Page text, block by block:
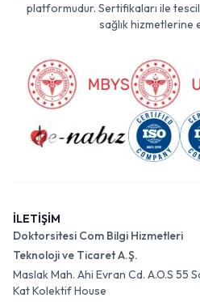
platformudur. Sertifikaları ile
sağlık hizmetlerine
İLETİŞİM
Doktorsitesi Com Bilgi Hizmetleri
Teknoloji ve Ticaret A.Ş.
Maslak Mah. Ahi Evran Cd. A.O.S 55
Kat Kolektif House